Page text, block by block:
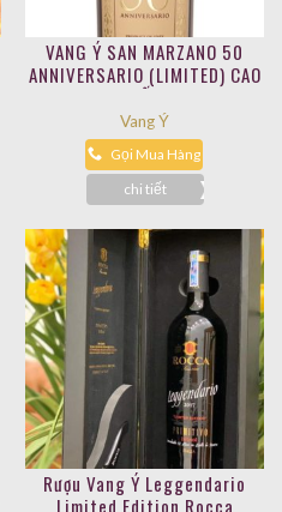
VANG Ý SAN MARZANO 50
ANNIVERSARIO (LIMITED) CAO
CẤP
Vang Ý
Gọi Mua Hàng
chi tiết
Rượu Vang Ý Leggendario
Limited Edition Rocca